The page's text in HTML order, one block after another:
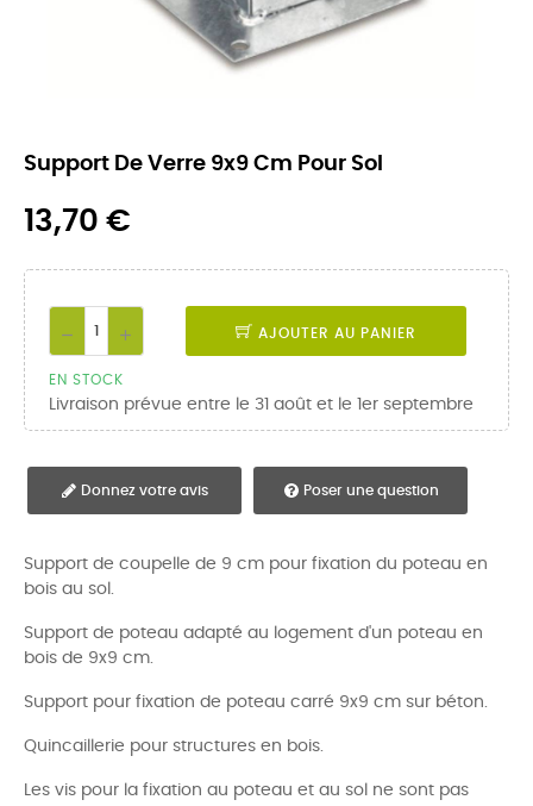
Support De Verre 9x9 Cm Pour Sol
13,70 €
AJOUTER AU PANIER
EN STOCK
Livraison prévue entre le 31 août et le 1er septembre
Donnez votre avis Poser une question
Support de coupelle de 9 cm pour fixation du poteau en
bois au sol.
Support de poteau adapté au logement d'un poteau en
bois de 9x9 cm.
Support pour fixation de poteau carré 9x9 cm sur béton.
Quincaillerie pour structures en bois.
Les vis pour la fixation au poteau et au sol ne sont pas